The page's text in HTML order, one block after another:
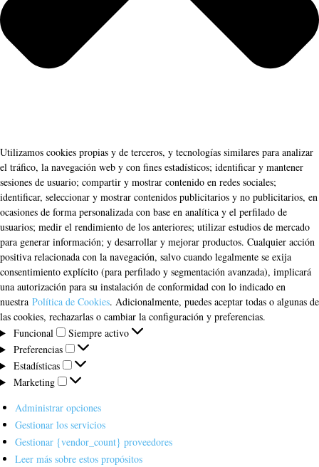
Utilizamos cookies propias y de terceros, y tecnologías similares para analizar
el tráfico, la navegación web y con fines estadísticos; identificar y mantener
sesiones de usuario; compartir y mostrar contenido en redes sociales;
identificar, seleccionar y mostrar contenidos publicitarios y no publicitarios, en
ocasiones de forma personalizada con base en analítica y el perfilado de
usuarios; medir el rendimiento de los anteriores; utilizar estudios de mercado
para generar información; y desarrollar y mejorar productos. Cualquier acción
positiva relacionada con la navegación, salvo cuando legalmente se exija
consentimiento explícito (para perfilado y segmentación avanzada), implicará
una autorización para su instalación de conformidad con lo indicado en
nuestra Política de Cookies. Adicionalmente, puedes aceptar todas o algunas de
las cookies, rechazarlas o cambiar la configuración y preferencias.
Funcional
Funcional
Siempre activo
Preferencias
Preferencias
Estadísticas
Estadísticas
Marketing
Marketing
Administrar opciones
Gestionar los servicios
Gestionar {vendor_count} proveedores
Leer más sobre estos propósitos